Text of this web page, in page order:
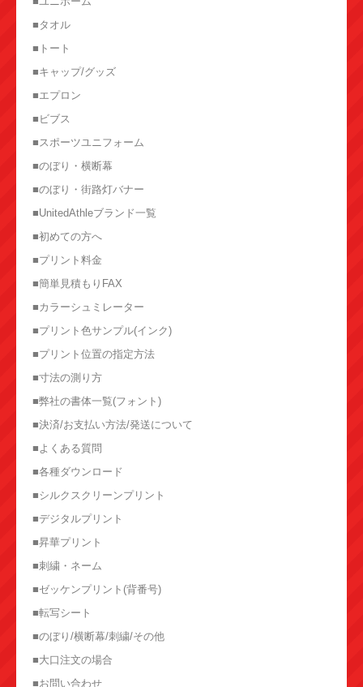
■タオル
■トート
■キャップ/グッズ
■エプロン
■ビブス
■スポーツユニフォーム
■のぼり・横断幕
■のぼり・街路灯バナー
■UnitedAthleブランド一覧
■初めての方へ
■プリント料金
■簡単見積もりFAX
■カラーシュミレーター
■プリント色サンプル(インク)
■プリント位置の指定方法
■寸法の測り方
■弊社の書体一覧(フォント)
■決済/お支払い方法/発送について
■よくある質問
■各種ダウンロード
■シルクスクリーンプリント
■デジタルプリント
■昇華プリント
■刺繍・ネーム
■ゼッケンプリント(背番号)
■転写シート
■のぼり/横断幕/刺繍/その他
■大口注文の場合
■お問い合わせ